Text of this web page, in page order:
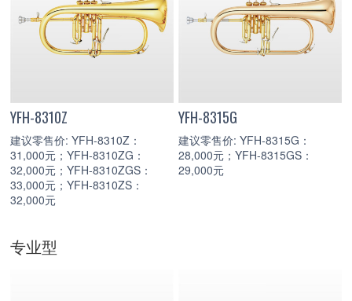
YFH-8310Z
建议零售价: YFH-8310Z：
31,000元；YFH-8310ZG：
32,000元；YFH-8310ZGS：
33,000元；YFH-8310ZS：
32,000元
YFH-8315G
建议零售价: YFH-8315G：
28,000元；YFH-8315GS：
29,000元
专业型